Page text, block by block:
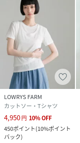
LOWRYS FARM
カットソー・Tシャツ
4,950円 10%OFF
450ポイント(10%ポイント
バック)